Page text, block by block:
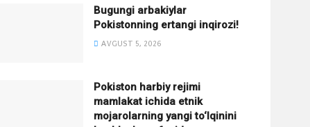
Bugungi arbakiylar
Pokistonning ertangi inqirozi!
AVGUST 5, 2026
Pokiston harbiy rejimi
mamlakat ichida etnik
mojarolarning yangi to‘lqinini